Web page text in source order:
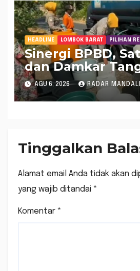
HEADLINE LOMBOK BARAT PILIHAN
Sinergi BPBD,
dan Damkar
Air Bersih di
AGU 6, 2026 RADAR
Tinggalkan
Alamat email Anda tidak akan
yang wajib ditandai *
Komentar *